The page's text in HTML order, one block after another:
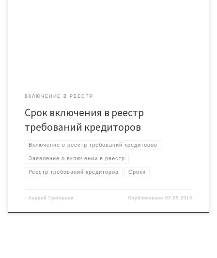
ВКЛЮЧЕНИЕ В РЕЕСТР
Срок включения в реестр
требований кредиторов
Включение в реестр требований кредиторов
Заявление о включении в реестр
Реестр требований кредиторов Сроки
- Андрей Григорьев Опубликовано07.05.2019